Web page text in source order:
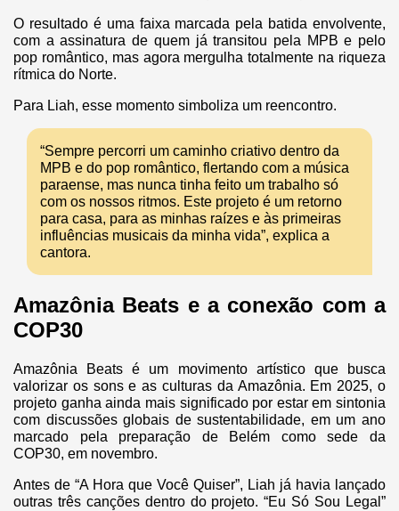
O resultado é uma faixa marcada pela batida envolvente,
com a assinatura de quem já transitou pela MPB e pelo
pop romântico, mas agora mergulha totalmente na riqueza
rítmica do Norte.
Para Liah, esse momento simboliza um reencontro.
“Sempre percorri um caminho criativo dentro da
MPB e do pop romântico, flertando com a música
paraense, mas nunca tinha feito um trabalho só
com os nossos ritmos. Este projeto é um retorno
para casa, para as minhas raízes e às primeiras
influências musicais da minha vida”, explica a
cantora.
Amazônia Beats e a conexão com a
COP30
Amazônia Beats é um movimento artístico que busca
valorizar os sons e as culturas da Amazônia. Em 2025, o
projeto ganha ainda mais significado por estar em sintonia
com discussões globais de sustentabilidade, em um ano
marcado pela preparação de Belém como sede da
COP30, em novembro.
Antes de “A Hora que Você Quiser”, Liah já havia lançado
outras três canções dentro do projeto. “Eu Só Sou Legal”